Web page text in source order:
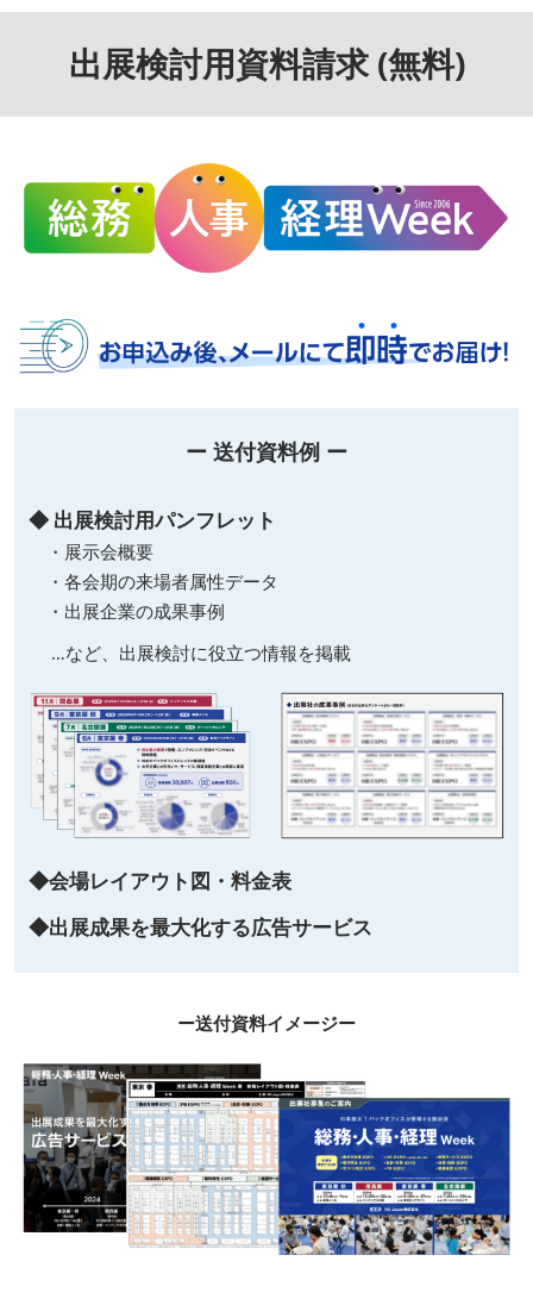
出展検討用資料請求 (無料)
ー 送付資料例 ー
◆ 出展検討用パンフレット
・展示会概要
・各会期の来場者属性データ
・出展企業の成果事例
…など、出展検討に役立つ情報を掲載
◆会場レイアウト図・料金表
◆出展成果を最大化する広告サービス
ー送付資料イメージー